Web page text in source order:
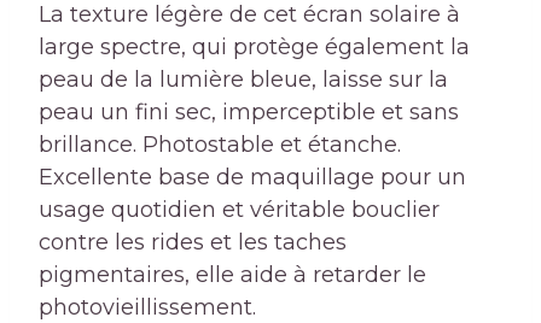
La texture légère de cet écran solaire à
large spectre, qui protège également la
peau de la lumière bleue, laisse sur la
peau un fini sec, imperceptible et sans
brillance. Photostable et étanche.
Excellente base de maquillage pour un
usage quotidien et véritable bouclier
contre les rides et les taches
pigmentaires, elle aide à retarder le
photovieillissement.